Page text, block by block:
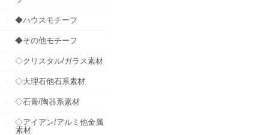
◆ハウスモチーフ
◆その他モチーフ
◇クリスタル/ガラス素材
◇大理石他石系素材
◇石膏/陶器系素材
◇アイアン/アルミ他金属
素材